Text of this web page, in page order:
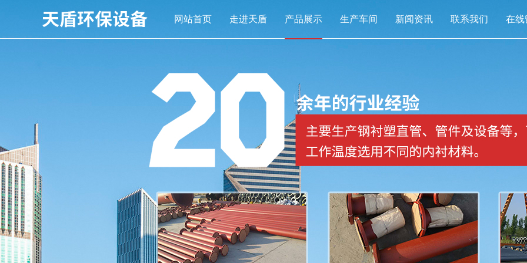
网站首页 走进天盾 产品展示 生产车间 新闻资讯 联系我们 在线